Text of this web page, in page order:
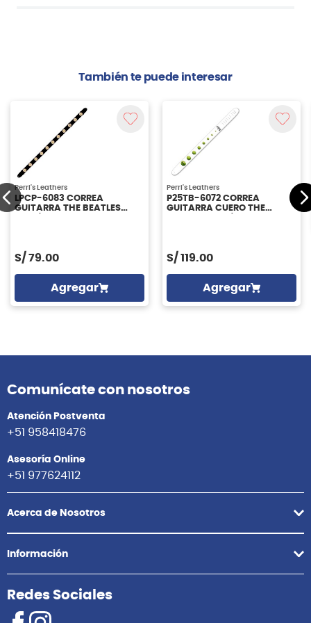
También te puede interesar
Perri's Leathers
LPCP-6083 CORREA
GUITARRA THE BEATLES
S/ 79.00
Agregar
Perri's Leathers
P25TB-6072 CORREA
GUITARRA CUERO THE
S/ 119.00
Agregar
Comunícate con nosotros
Atención Postventa
+51 958418476
Asesoría Online
+51 977624112
Acerca de Nosotros
Información
Redes Sociales